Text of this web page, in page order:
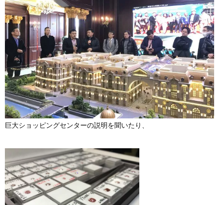
巨大ショッピングセンターの説明を聞いたり、